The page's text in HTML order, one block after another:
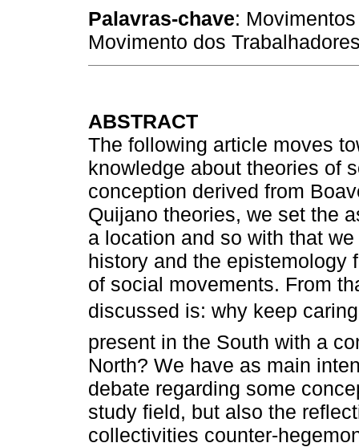
Palavras-chave:
Movimento dos
ABSTRACT
The following article moves
knowledge about theories of
conception derived from
Quijano theories, we set the
a location and so with that
history and the epistemology
of social movements. From
discussed is: why keep
present in the South with a
North? We have as main
debate regarding some
study field, but also the
collectivities counter-